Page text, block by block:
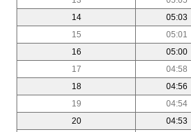
14
05:03
15
05:01
16
05:00
17
04:58
18
04:56
19
04:54
20
04:53